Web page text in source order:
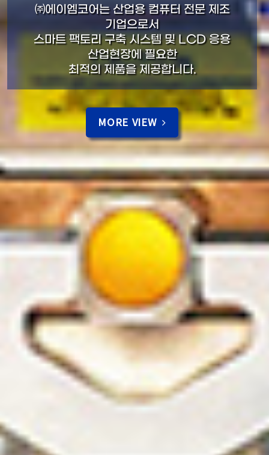
㈜에이엠코어는 산업용 컴퓨터 전문 제조
기업으로서
스마트 팩토리 구축 시스템 및 LCD 응용
산업현장에 필요한
최적의 제품을 제공합니다.
MORE VIEW